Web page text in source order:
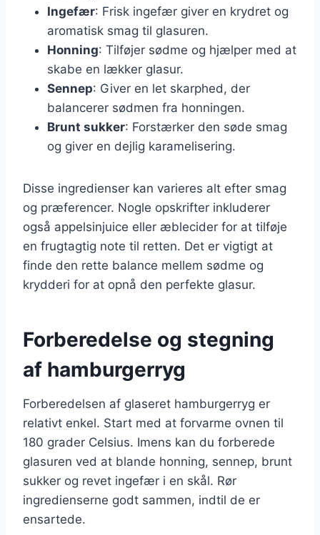
Ingefær: Frisk ingefær giver en krydret og
aromatisk smag til glasuren.
Honning: Tilføjer sødme og hjælper med at
skabe en lækker glasur.
Sennep: Giver en let skarphed, der
balancerer sødmen fra honningen.
Brunt sukker: Forstærker den søde smag
og giver en dejlig karamelisering.
Disse ingredienser kan varieres alt efter smag
og præferencer. Nogle opskrifter inkluderer
også appelsinjuice eller æblecider for at tilføje
en frugtagtig note til retten. Det er vigtigt at
finde den rette balance mellem sødme og
krydderi for at opnå den perfekte glasur.
Forberedelse og stegning
af hamburgerryg
Forberedelsen af glaseret hamburgerryg er
relativt enkel. Start med at forvarme ovnen til
180 grader Celsius. Imens kan du forberede
glasuren ved at blande honning, sennep, brunt
sukker og revet ingefær i en skål. Rør
ingredienserne godt sammen, indtil de er
ensartede.